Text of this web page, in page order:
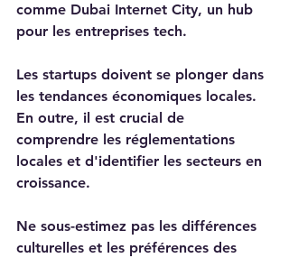
comme Dubai Internet City, un hub
pour les entreprises tech.
Les startups doivent se plonger dans
les tendances économiques locales.
En outre, il est crucial de
comprendre les réglementations
locales et d'identifier les secteurs en
croissance.
Ne sous-estimez pas les différences
culturelles et les préférences des